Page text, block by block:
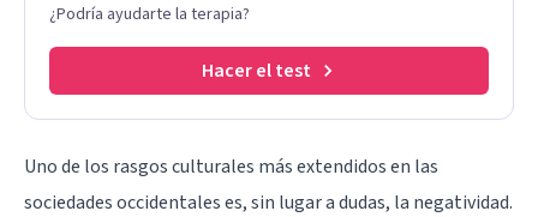
¿Podría ayudarte la terapia?
Hacer el test
Uno de los rasgos culturales más extendidos en las
sociedades occidentales es, sin lugar a dudas, la negatividad.